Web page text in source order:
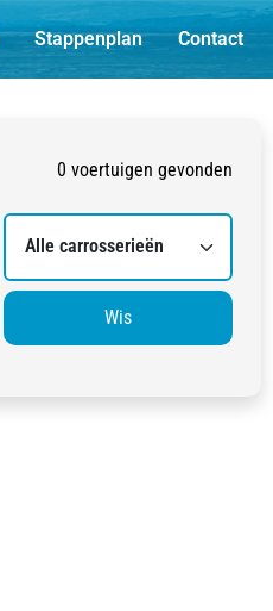
Stappenplan Contact
0 voertuigen gevonden
Wis